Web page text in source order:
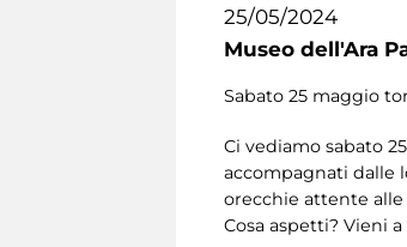
25/05/2024
Museo dell'Ara
Sabato 25 maggio
Ci vediamo sabato
accompagnati dalle
orecchie attente alle
Cosa aspetti? Vieni